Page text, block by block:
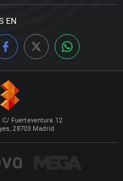
EN
C/ Fuerteventura 12
28703 Madrid